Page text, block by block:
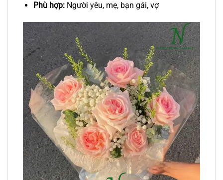
Phù hợp:Người yêu, mẹ, bạn gái, vợ